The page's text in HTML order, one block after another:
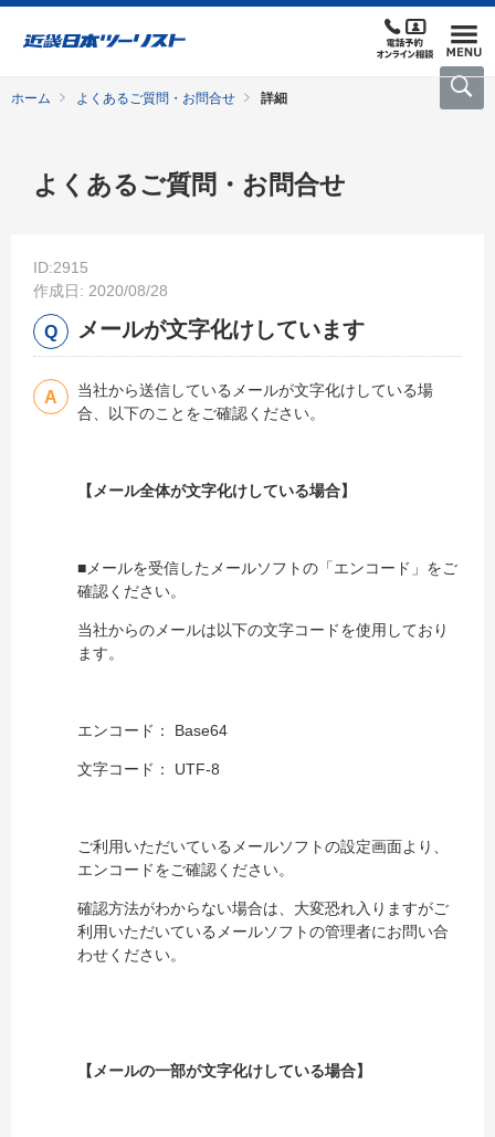
ホーム よくあるご質問・お問合せ 詳細
よくあるご質問・お問合せ
ID:2915
作成日: 2020/08/28
メールが文字化けしています
当社から送信しているメールが文字化けしている場
合、以下のことをご確認ください。
【メール全体が文字化けしている場合】
■メールを受信したメールソフトの「エンコード」をご
確認ください。
当社からのメールは以下の文字コードを使用しており
ます。
エンコード： Base64
文字コード： UTF-8
ご利用いただいているメールソフトの設定画面より、
エンコードをご確認ください。
確認方法がわからない場合は、大変恐れ入りますがご
利用いただいているメールソフトの管理者にお問い合
わせください。
【メールの一部が文字化けしている場合】